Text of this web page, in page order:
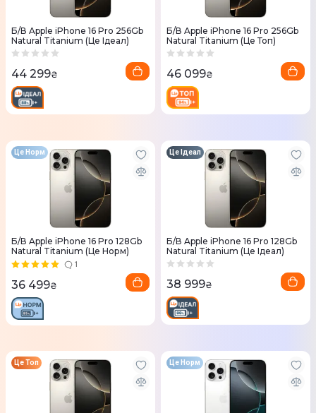
Б/В Apple iPhone 16 Pro 256Gb
Natural Titanium (Це Ідеал)
44 299₴
Б/В Apple iPhone 16 Pro 256Gb
Natural Titanium (Це Топ)
46 099₴
Б/В Apple iPhone 16 Pro 128Gb
Natural Titanium (Це Норм)
1
Це Норм
36 499₴
Б/В Apple iPhone 16 Pro 128Gb
Natural Titanium (Це Ідеал)
Це Ідеал
38 999₴
Це Топ Це Норм